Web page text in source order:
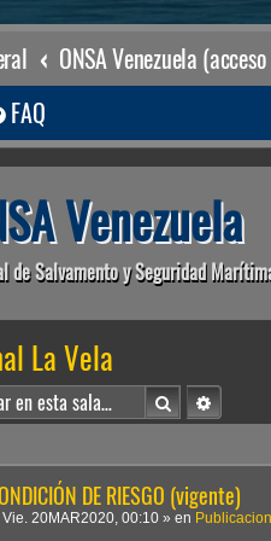
ONSA Venezuela
FAQ
Venezuela
de Salvamento y Seguridad
La Vela
Buscar
DE RIESGO (vigente)
Vie. 20MAR2020, 00:10 » en